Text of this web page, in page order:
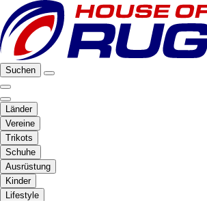
Suchen
Länder
Vereine
Trikots
Schuhe
Ausrüstung
Kinder
Lifestyle